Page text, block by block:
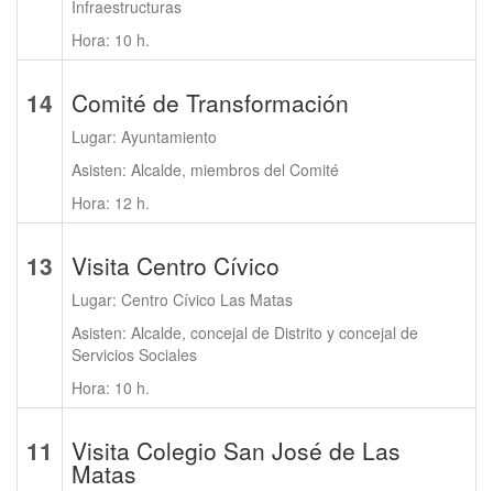
Infraestructuras
Hora: 10 h.
14 Comité de Transformación
Lugar: Ayuntamiento
Asisten: Alcalde, miembros del Comité
Hora: 12 h.
13 Visita Centro Cívico
Lugar: Centro Cívico Las Matas
Asisten: Alcalde, concejal de Distrito y concejal de
Servicios Sociales
Hora: 10 h.
11 Visita Colegio San José de Las
Matas